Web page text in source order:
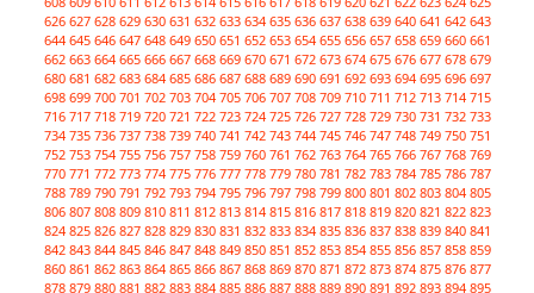
626 627 628 629 630 631 632 633 634 635 636 637 638 639 640 641 642 643
644 645 646 647 648 649 650 651 652 653 654 655 656 657 658 659 660 661
662 663 664 665 666 667 668 669 670 671 672 673 674 675 676 677 678 679
680 681 682 683 684 685 686 687 688 689 690 691 692 693 694 695 696 697
698 699 700 701 702 703 704 705 706 707 708 709 710 711 712 713 714 715
716 717 718 719 720 721 722 723 724 725 726 727 728 729 730 731 732 733
734 735 736 737 738 739 740 741 742 743 744 745 746 747 748 749 750 751
752 753 754 755 756 757 758 759 760 761 762 763 764 765 766 767 768 769
770 771 772 773 774 775 776 777 778 779 780 781 782 783 784 785 786 787
788 789 790 791 792 793 794 795 796 797 798 799 800 801 802 803 804 805
806 807 808 809 810 811 812 813 814 815 816 817 818 819 820 821 822 823
824 825 826 827 828 829 830 831 832 833 834 835 836 837 838 839 840 841
842 843 844 845 846 847 848 849 850 851 852 853 854 855 856 857 858 859
860 861 862 863 864 865 866 867 868 869 870 871 872 873 874 875 876 877
878 879 880 881 882 883 884 885 886 887 888 889 890 891 892 893 894 895